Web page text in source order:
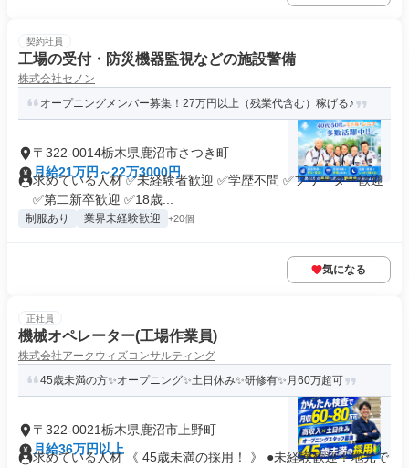
契約社員
工場の受付・防災機器監視などの施設警備
株式会社セノン
オープニングメンバー募集！27万円以上（残業代含む）稼げる♪
〒322-0014栃木県鹿沼市さつき町
月給21万円～22万3000円
求めている人材 ✅未経験者歓迎 ✅学歴不問 ✅フリーター歓迎
✅第二新卒歓迎 ✅18歳...
制服あり 業界未経験歓迎 +20個
気になる
正社員
機械オペレーター(工場作業員)
株式会社アークウィズコンサルティング
45歳未満の方✨オープニング✨土日休み✨研修有✨月60万超可
〒322-0021栃木県鹿沼市上野町
月給36万円以上
求めている人材 《 45歳未満の採用！ 》 ●未経験歓迎！地元で